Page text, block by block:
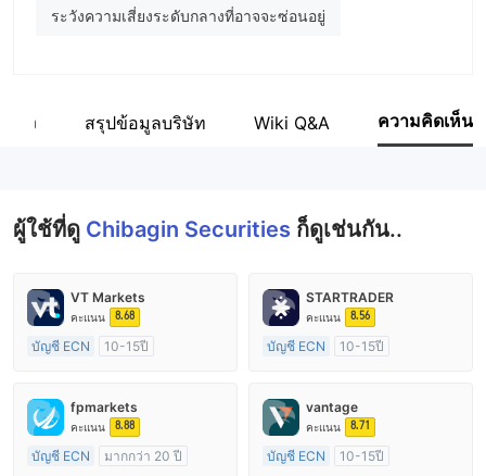
ระวังความเสี่ยงระดับกลางที่อาจจะซ่อนอยู่
ข้อง สรุปข้อมูลบริษัท Wiki Q&A ความคิดเห็น
ผู้ใช้ที่ดู Chibagin Securities ก็ดูเช่นกัน..
VT Markets
คะแนน 8.68
บัญชี ECN
10-15ปี
ใบอนุญาต MT4 แบบเต็ม
STARTRADER
คะแนน 8.56
บัญชี ECN
10-15ปี
ใบอนุญาต MT4 แบบเต็ม
fpmarkets
คะแนน 8.88
บัญชี ECN
มากกว่า 20 ปี
vantage
คะแนน 8.71
บัญชี ECN
10-15ปี